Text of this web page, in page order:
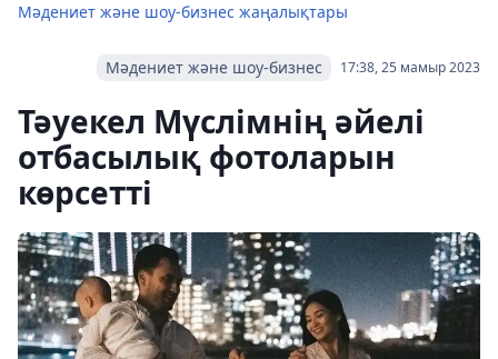
Мәдениет және шоу-бизнес жаңалықтары
17:38, 25 мамыр 2023
Мәдениет және шоу-бизнес
Тәуекел Мүслімнің әйелі
отбасылық фотоларын
көрсетті